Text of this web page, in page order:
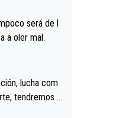
de Enric
sigue la mej
será de l
a oler mal.
lucha com
tendremos u